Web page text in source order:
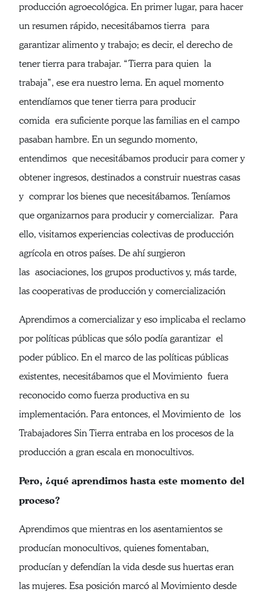
producción agroecológica. En primer lugar, para hacer
un resumen rápido, necesitábamos tierra para
garantizar alimento y trabajo; es decir, el derecho de
tener tierra para trabajar. “Tierra para quien la
trabaja”, ese era nuestro lema. En aquel momento
entendíamos que tener tierra para producir
comida era suficiente porque las familias en el campo
pasaban hambre. En un segundo momento,
entendimos que necesitábamos producir para comer y
obtener ingresos, destinados a construir nuestras casas
y comprar los bienes que necesitábamos. Teníamos
que organizarnos para producir y comercializar. Para
ello, visitamos experiencias colectivas de producción
agrícola en otros países. De ahí surgieron
las asociaciones, los grupos productivos y, más tarde,
las cooperativas de producción y comercialización
Aprendimos a comercializar y eso implicaba el reclamo
por políticas públicas que sólo podía garantizar el
poder público. En el marco de las políticas públicas
existentes, necesitábamos que el Movimiento fuera
reconocido como fuerza productiva en su
implementación. Para entonces, el Movimiento de los
Trabajadores Sin Tierra entraba en los procesos de la
producción a gran escala en monocultivos.
Pero, ¿qué aprendimos hasta este momento del
proceso?
Aprendimos que mientras en los asentamientos se
producían monocultivos, quienes fomentaban,
producían y defendían la vida desde sus huertas eran
las mujeres. Esa posición marcó al Movimiento desde